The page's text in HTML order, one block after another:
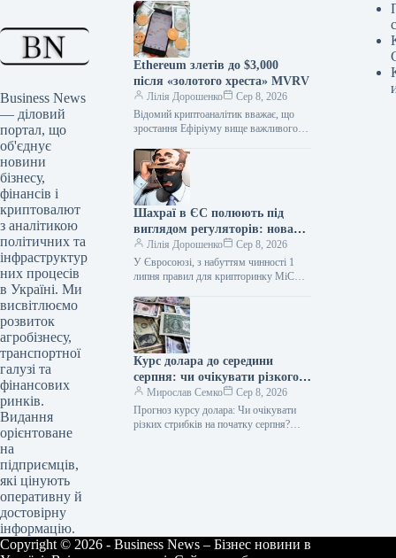
Business News
— діловий
портал, що
об'єднує
новини
бізнесу,
фінансів і
криптовалют
з аналітикою
політичних та
інфраструктур
них процесів
в Україні. Ми
висвітлюємо
розвиток
агробізнесу,
транспортної
галузі та
фінансових
ринків.
Видання
орієнтоване
на
підприємців,
які цінують
оперативну й
достовірну
інформацію.
Ethereum злетів до $3,000
після «золотого хреста» MVRV
Лілія Дорошенко
Сер 8, 2026
Відомий криптоаналітик вважає, що
зростання Ефіріуму вище важливого
Realized Value) може призвести до
подорожчання…
Шахраї в ЄС полюють під
виглядом регуляторів: нова
хвиля афер після ухвалення
MiCA
Лілія Дорошенко
Сер 8, 2026
У Євросоюзі, з набуттям чинності 1
липня правил для крипторинку MiCA
почали маскуватися під регуляторів
та…
Курс долара до середини
серпня: чи очікувати різкого
падіння
Мирослав Семко
Сер 8, 2026
Прогноз курсу долара: Чи очікувати
різких стрибків на початку серпня?
Copyright © 2026 - Business News – Бізнес новини в